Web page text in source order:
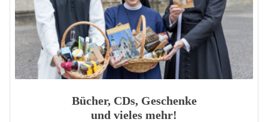
Bücher, CDs, Geschenke
und vieles mehr!